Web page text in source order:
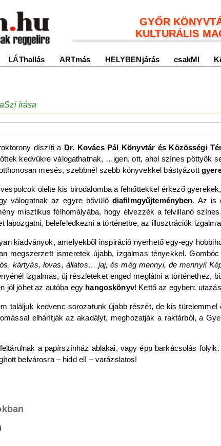
GYŐR
KULTURÁLIS
LÁThallás ARTmás HELYBENjárás csakMI
írása
díszíti a Dr. Kovács Pál Könyvtár és Közösségi
kedvükre válogathatnak, …igen, ott, ahol színes pöttyök
mesés, szebbnél szebb könyvekkel bástyázott
ölelte kis birodalomba a felnőttekkel érkező
válogatnak az egyre bővülő diafilmgyűjteményben. Az is
misztikus félhomályába, hogy élvezzék a felvillanó
belefeledkezni a történetbe, az illusztrációk
kiadványok, amelyekből inspiráció nyerhető egy-egy
megszerzett ismeretek újabb, izgalmas tényekkel.
kártyás, lovas, állatos… jaj, és még mennyi, de mennyi!
izgalmas, új részleteket enged meglátni a történethez,
jól jöhet az autóba egy hangoskönyv! Kettő az egyben:
találjuk kedvenc sorozatunk újabb részét, de kis
elhárítják az akadályt, meghozatják a raktárból, a
a papírszínház ablakai, vagy épp barkácsolás
belvárosra – hidd el! – varázslatos!